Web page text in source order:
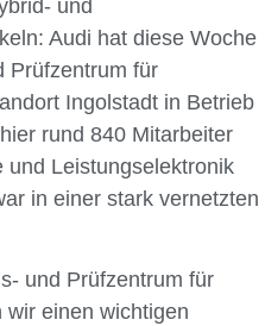
und
Audi hat diese Woche
Prüfzentrum für
Ingolstadt in Betrieb
rund 840 Mitarbeiter
und Leistungselektronik
in einer stark vernetzten
und Prüfzentrum für
wir einen wichtigen